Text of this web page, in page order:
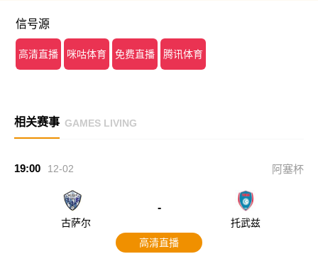
信号源
高清直播 咪咕体育 免费直播 腾讯体育
相关赛事 GAMES LIVING
19:00 12-02 阿塞杯
古萨尔
-
托武兹
高清直播